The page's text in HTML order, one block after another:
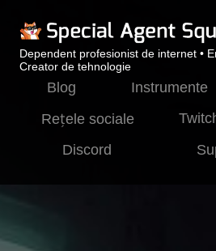
Dependent profesionist de internet •
Creator de tehnologie
Blog Instrumente
Rețele sociale
Discord